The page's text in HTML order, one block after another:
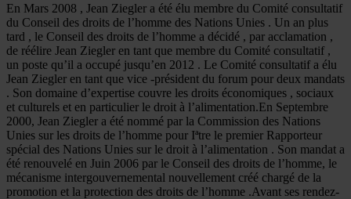
En Mars 2008 , Jean Ziegler a été élu membre du Comité consultatif
du Conseil des droits de l’homme des Nations Unies . Un an plus
tard , le Conseil des droits de l’homme a décidé , par acclamation ,
de réélire Jean Ziegler en tant que membre du Comité consultatif ,
un poste qu’il a occupé jusqu’en 2012 . Le Comité consultatif a élu
Jean Ziegler en tant que vice -président du forum pour deux mandats
. Son domaine d’expertise couvre les droits économiques , sociaux
et culturels et en particulier le droit à l’alimentation.En Septembre
2000, Jean Ziegler a été nommé par la Commission des Nations
Unies sur les droits de l’homme pour Iªtre le premier Rapporteur
spécial des Nations Unies sur le droit à l’alimentation . Son mandat a
été renouvelé en Juin 2006 par le Conseil des droits de l’homme, le
mécanisme intergouvernemental nouvellement créé chargé de la
promotion et la protection des droits de l’homme .Avant ses rendez-